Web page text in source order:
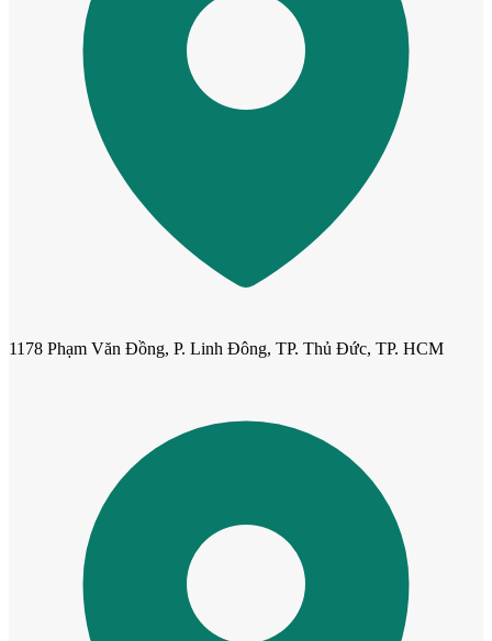
1178 Phạm Văn Đồng, P. Linh Đông, TP. Thủ Đức, TP. HCM